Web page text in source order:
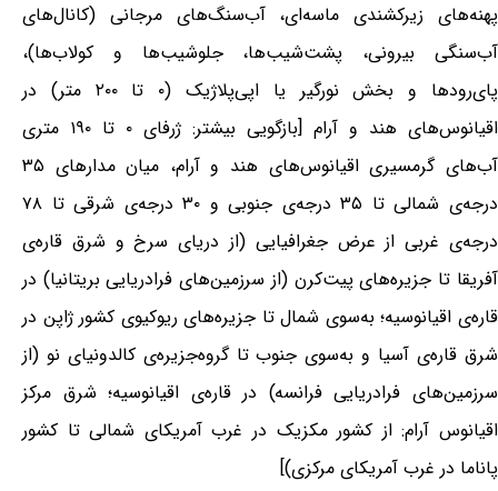
پهنه‌های زیرکشندی ماسه‌ای، آب‌سنگ‌های مرجانی (کانال‌های
آب‌سنگی بیرونی، پشت‌شیب‌ها، جلوشیب‌ها و کولاب‌ها)،
پای‌رودها و بخش نورگیر یا اپی‌پلاژیک (۰ تا ۲۰۰ متر) در
اقیانوس‌های هند و آرام [بازگویی بیشتر: ژرفای ۰ تا ۱۹۰ متری
آب‌های گرمسیری اقیانوس‌های هند و آرام، میان مدارهای ۳۵
درجه‌ی شمالی تا ۳۵ درجه‌ی جنوبی و ۳۰ درجه‌ی شرقی تا ۷۸
درجه‌ی غربی از عرض جغرافیایی (از دریای سرخ و شرق قاره‌ی
آفریقا تا جزیره‌های پیت‌کرن (از سرزمین‌های فرادریایی بریتانیا) در
قاره‌ی اقیانوسیه؛ به‌سوی شمال تا جزیره‌های ریوکیوی کشور ژاپن در
شرق قاره‌ی آسیا و به‌سوی جنوب تا گروه‌جزیره‌ی کالدونیای نو (از
سرزمین‌های فرادریایی فرانسه) در قاره‌ی اقیانوسیه؛ شرق مرکز
اقیانوس آرام: از کشور مکزیک در غرب آمریکای شمالی تا کشور
پاناما در غرب آمریکای مرکزی)]